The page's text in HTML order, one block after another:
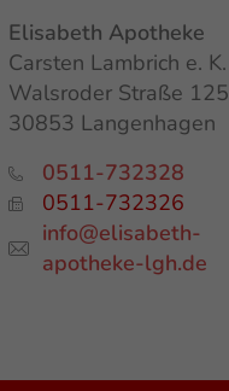
Elisabeth Apotheke
Carsten Lambrich e. K.
Walsroder Straße 125
30853 Langenhagen
0511-732328
0511-732326
info@elisabeth-
apotheke-lgh.de